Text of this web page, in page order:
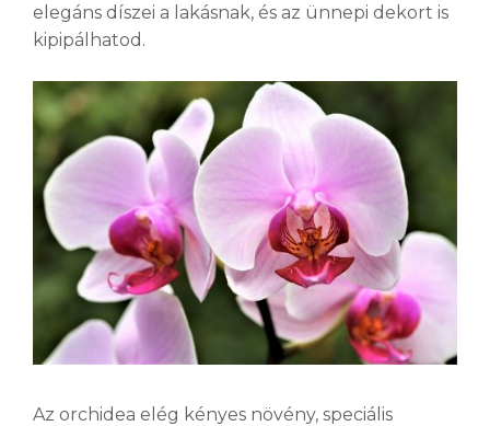
elegáns díszei a lakásnak, és az ünnepi dekort is
kipipálhatod.
Az orchidea elég kényes növény, speciális